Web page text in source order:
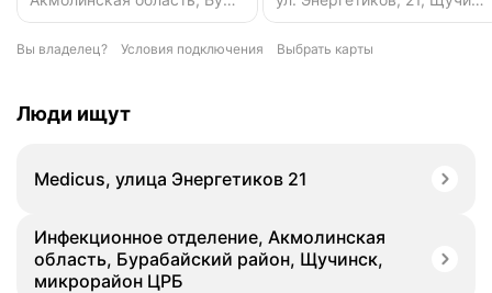
Вы владелец? Условия подключения Выбрать карты
Люди ищут
Medicus, улица Энергетиков 21
Инфекционное отделение, Акмолинская
область, Бурабайский район, Щучинск,
микрорайон ЦРБ